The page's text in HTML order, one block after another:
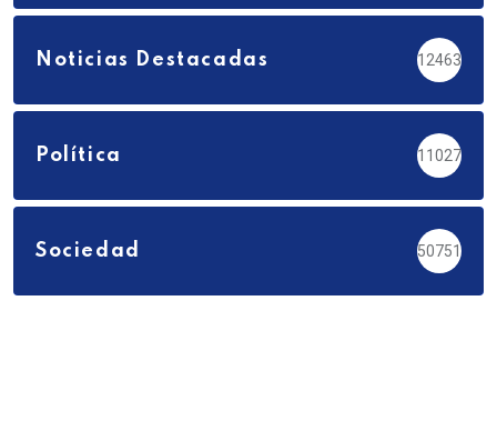
Noticias Destacadas 12463
Política 11027
Sociedad 50751